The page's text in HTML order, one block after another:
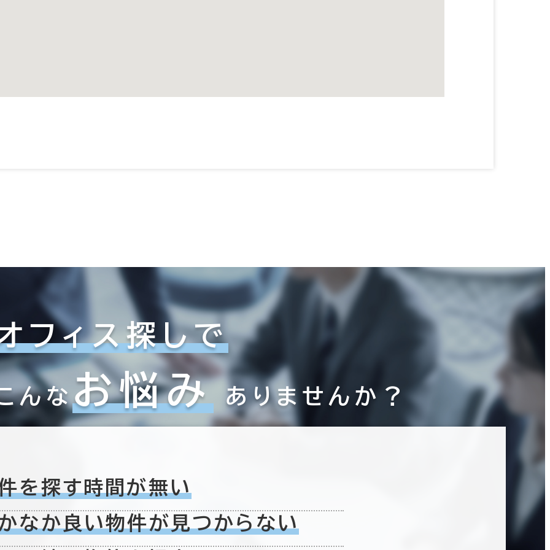
フィス探しで
んな お悩み ありませんか？
を探す時間が無い
なか良い物件が 見つからない